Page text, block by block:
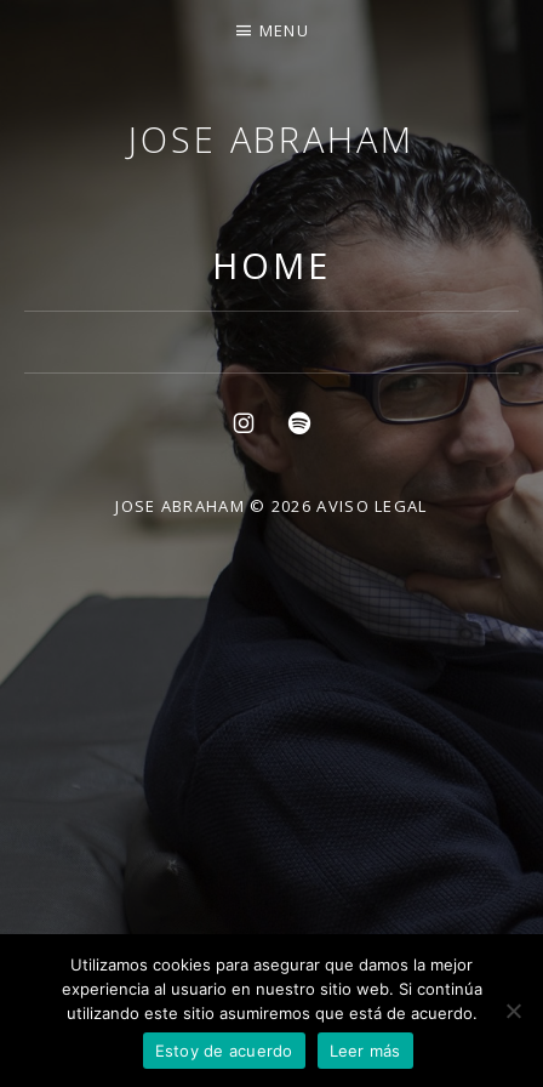
JOSE ABRAHAM
MENU
HOME
Social Media Profilesinstagram
Spotify
JOSE ABRAHAM © 2026AVISO LEGAL
Utilizamos cookies para asegurar que damos la mejor
experiencia al usuario en nuestro sitio web. Si continúa
utilizando este sitio asumiremos que está de acuerdo.
Estoy de acuerdo
Leer más